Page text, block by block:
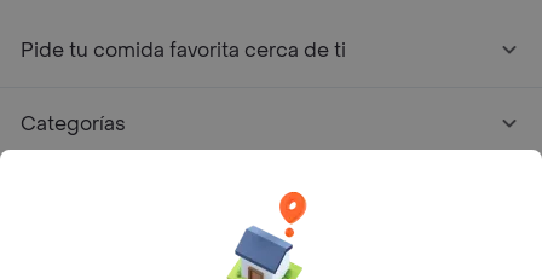
Pide tu comida favorita cerca de ti
Categorías